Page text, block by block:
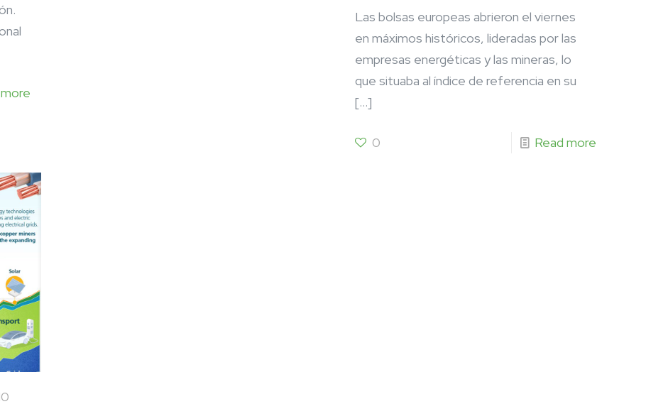
Las bolsas europeas abrieron el viernes
en máximos históricos, lideradas por las
empresas energéticas y las mineras, lo
que situaba al índice de referencia en su
[…]
0 Read more